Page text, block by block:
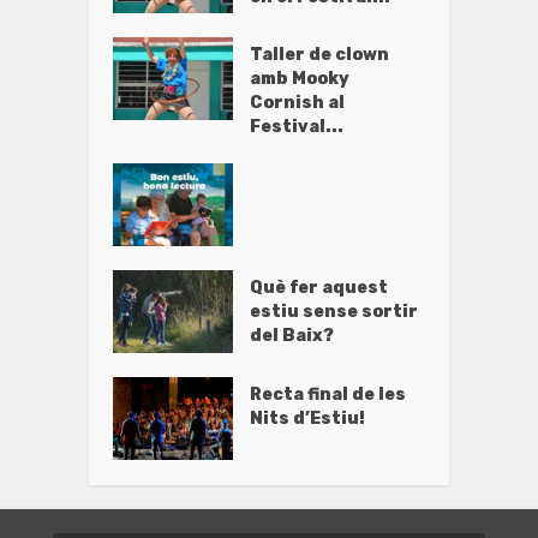
Taller de clown
amb Mooky
Cornish al
Festival...
Què fer aquest
estiu sense sortir
del Baix?
Recta final de les
Nits d’Estiu!